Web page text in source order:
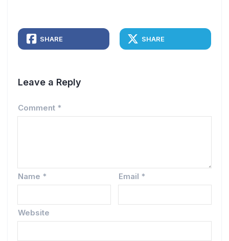
SHARE SHARE
Leave a Reply
Comment *
Name * Email *
Website